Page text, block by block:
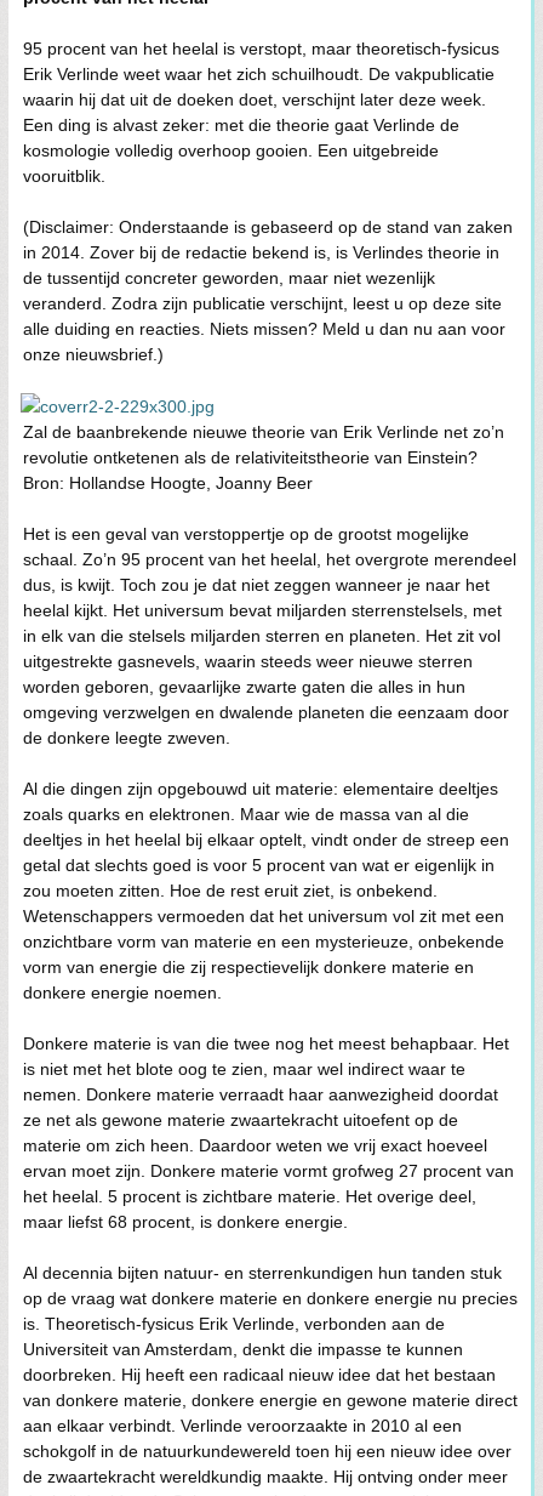
95 procent van het heelal is verstopt, maar theoretisch-fysicus
Erik Verlinde weet waar het zich schuilhoudt. De vakpublicatie
waarin hij dat uit de doeken doet, verschijnt later deze week.
Een ding is alvast zeker: met die theorie gaat Verlinde de
kosmologie volledig overhoop gooien. Een uitgebreide
vooruitblik.
(Disclaimer: Onderstaande is gebaseerd op de stand van zaken
in 2014. Zover bij de redactie bekend is, is Verlindes theorie in
de tussentijd concreter geworden, maar niet wezenlijk
veranderd. Zodra zijn publicatie verschijnt, leest u op deze site
alle duiding en reacties. Niets missen? Meld u dan nu aan voor
onze nieuwsbrief.)
Zal de baanbrekende nieuwe theorie van Erik Verlinde net zo’n
revolutie ontketenen als de relativiteitstheorie van Einstein?
Bron: Hollandse Hoogte, Joanny Beer
Het is een geval van verstoppertje op de grootst mogelijke
schaal. Zo’n 95 procent van het heelal, het overgrote merendeel
dus, is kwijt. Toch zou je dat niet zeggen wanneer je naar het
heelal kijkt. Het universum bevat miljarden sterrenstelsels, met
in elk van die stelsels miljarden sterren en planeten. Het zit vol
uitgestrekte gasnevels, waarin steeds weer nieuwe sterren
worden geboren, gevaarlijke zwarte gaten die alles in hun
omgeving verzwelgen en dwalende planeten die eenzaam door
de donkere leegte zweven.
Al die dingen zijn opgebouwd uit materie: elementaire deeltjes
zoals quarks en elektronen. Maar wie de massa van al die
deeltjes in het heelal bij elkaar optelt, vindt onder de streep een
getal dat slechts goed is voor 5 procent van wat er eigenlijk in
zou moeten zitten. Hoe de rest eruit ziet, is onbekend.
Wetenschappers vermoeden dat het universum vol zit met een
onzichtbare vorm van materie en een mysterieuze, onbekende
vorm van energie die zij respectievelijk donkere materie en
donkere energie noemen.
Donkere materie is van die twee nog het meest behapbaar. Het
is niet met het blote oog te zien, maar wel indirect waar te
nemen. Donkere materie verraadt haar aanwezigheid doordat
ze net als gewone materie zwaartekracht uitoefent op de
materie om zich heen. Daardoor weten we vrij exact hoeveel
ervan moet zijn. Donkere materie vormt grofweg 27 procent van
het heelal. 5 procent is zichtbare materie. Het overige deel,
maar liefst 68 procent, is donkere energie.
Al decennia bijten natuur- en sterrenkundigen hun tanden stuk
op de vraag wat donkere materie en donkere energie nu precies
is. Theoretisch-fysicus Erik Verlinde, verbonden aan de
Universiteit van Amsterdam, denkt die impasse te kunnen
doorbreken. Hij heeft een radicaal nieuw idee dat het bestaan
van donkere materie, donkere energie en gewone materie direct
aan elkaar verbindt. Verlinde veroorzaakte in 2010 al een
schokgolf in de natuurkundewereld toen hij een nieuw idee over
de zwaartekracht wereldkundig maakte. Hij ontving onder meer